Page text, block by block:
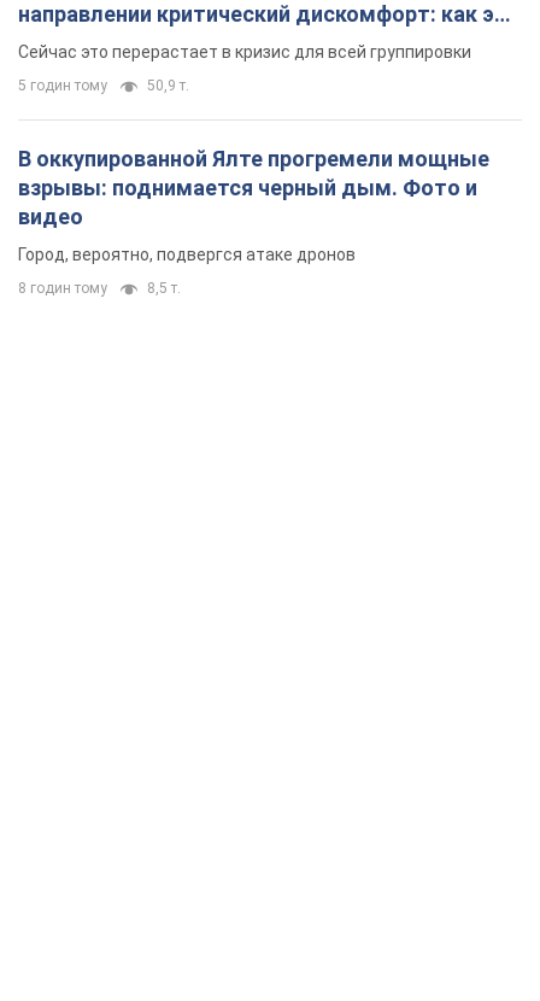
направлении критический дискомфорт: как это
удалось
Сейчас это перерастает в кризис для всей группировки
5 годин тому 50,9 т.
В оккупированной Ялте прогремели мощные
взрывы: поднимается черный дым. Фото и
видео
Город, вероятно, подвергся атаке дронов
8 годин тому 8,5 т.